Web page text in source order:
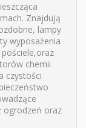
Znajdują
lampy
wyposażenia
pościele,oraz
chemii
czystości
ogrodzeń oraz